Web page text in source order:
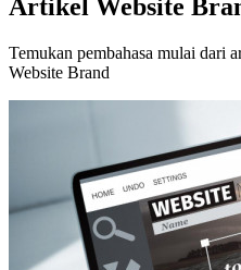
Artikel Website
Temukan pembahasa mulai dari
Website Brand